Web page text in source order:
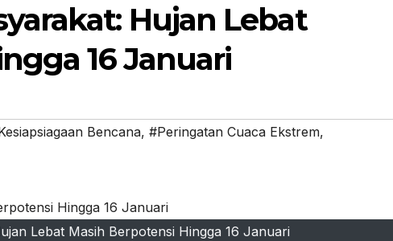
Hujan Lebat
16 Januari
Bencana, #Peringatan Cuaca Ekstrem,
Lebat Masih Berpotensi Hingga 16 Januari